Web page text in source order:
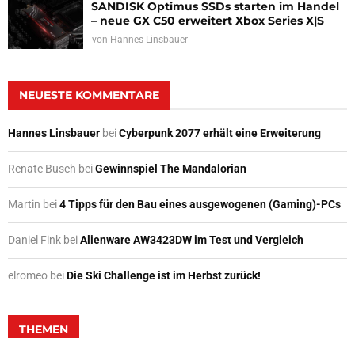
SANDISK Optimus SSDs starten im Handel
– neue GX C50 erweitert Xbox Series X|S
von Hannes Linsbauer
NEUESTE KOMMENTARE
Hannes Linsbauer beiCyberpunk 2077 erhält eine Erweiterung
Renate Busch beiGewinnspiel The Mandalorian
Martin bei4 Tipps für den Bau eines ausgewogenen (Gaming)-PCs
Daniel Fink beiAlienware AW3423DW im Test und Vergleich
elromeo beiDie Ski Challenge ist im Herbst zurück!
THEMEN